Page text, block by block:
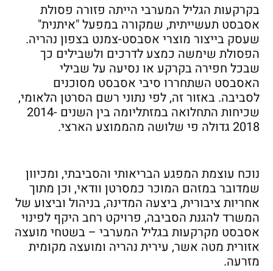
בקרקעות הגליל המערבי הייתה פזורה פסולת
אסבסט תעשייתית, שמקורה במפעל "איתנית"
שעסק בייצור מוצרי אסבסט-צמנט בצפון נהריה.
הפסולת שימשה כמצע לדרכים ולשבילים כך
שבכל חפירה בקרקע או נסיעה על שבילי
האסבסט השתחררו סיבי אסבסט מסוכנים
לסביבה. באזור זה, לפי נתוני רשם הסרטן הלאומי,
שכיחות התחלואה במזתליומה בין השנים 2014-
2018 גדולה פי שלושה מהממוצע הארצי.
נוכח עוצמת המפגע הבריאותי והסביבתי, ומכיוון
שמדובר במזהם המוכר כמסרטן וודאי, וכן מתוך
אחריות ציבורית, ביצעה המדינה, בניהול וביצוע של
המשרד להגנת הסביבה, פרויקט רחב היקף לפינוי
אסבסט מקרקעות בגליל המערבי – בשטחי מועצה
אזורית מטה אשר, עירית נהריה ומועצה מקומית
מזרעה.